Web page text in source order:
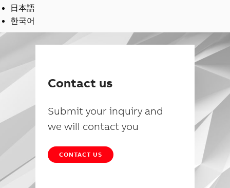
日本語
한국어
Contact us
Submit your inquiry and
we will contact you
CONTACT US